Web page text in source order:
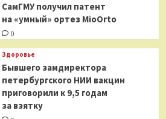
СамГМУ получил патент
на «умный» ортез MioOrto
0
Здоровье
Бывшего замдиректора
петербургского НИИ вакцин
приговорили к 9,5 годам
за взятку